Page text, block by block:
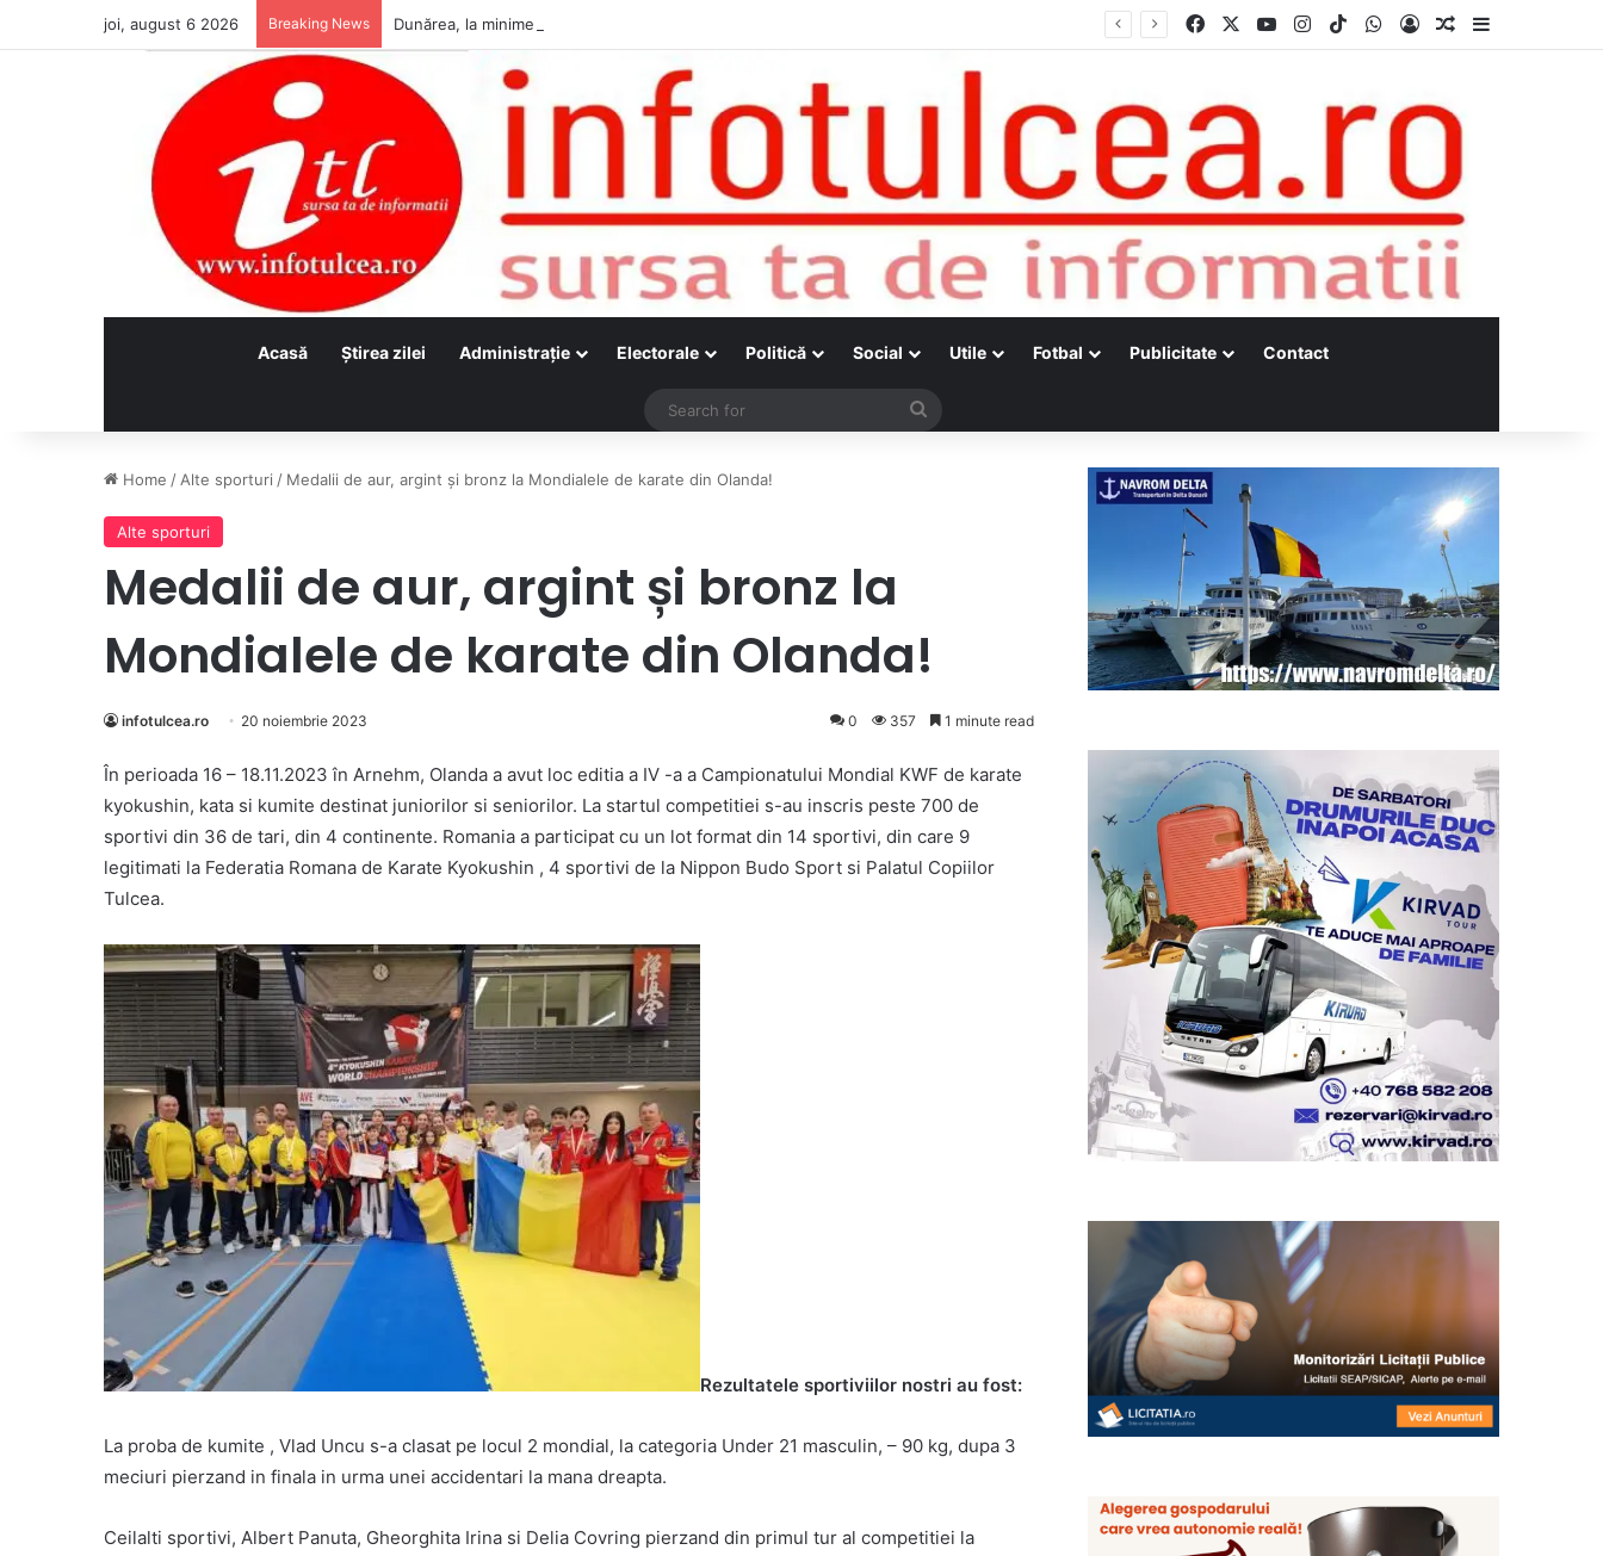
joi, august 6 2026 Breaking News Facebook YouTubeInstagram
TikTokWhatsApp
Log InRandom Article
Acasă Ştirea zilei Administraţie Electorale Politică Social Utile Fotbal Publicitate Contact
Search
Home /Alte sporturi / Medalii de aur, argint și bronz la Mondialele de karate din Olanda!
Alte sporturi
Medalii de aur, argint și bronz la
Mondialele de karate din Olanda!
infotulcea.ro 20 noiembrie 2023 0 357 1 minute read
În perioada 16 – 18.11.2023 în Arnehm, Olanda a avut loc editia a IV -a a Campionatului Mondial KWF de karate
kyokushin, kata si kumite destinat juniorilor si seniorilor. La startul competitiei s-au inscris peste 700 de
sportivi din 36 de tari, din 4 continente. Romania a participat cu un lot format din 14 sportivi, din care 9
legitimati la Federatia Romana de Karate Kyokushin , 4 sportivi de la Nippon Budo Sport si Palatul Copiilor
Tulcea.
Rezultatele sportiviilor nostri au fost:
La proba de kumite , Vlad Uncu s-a clasat pe locul 2 mondial, la categoria Under 21 masculin, – 90 kg, dupa 3
meciuri pierzand in finala in urma unei accidentari la mana dreapta.
Ceilalti sportivi, Albert Panuta, Gheorghita Irina si Delia Covring pierzand din primul tur al competitiei la